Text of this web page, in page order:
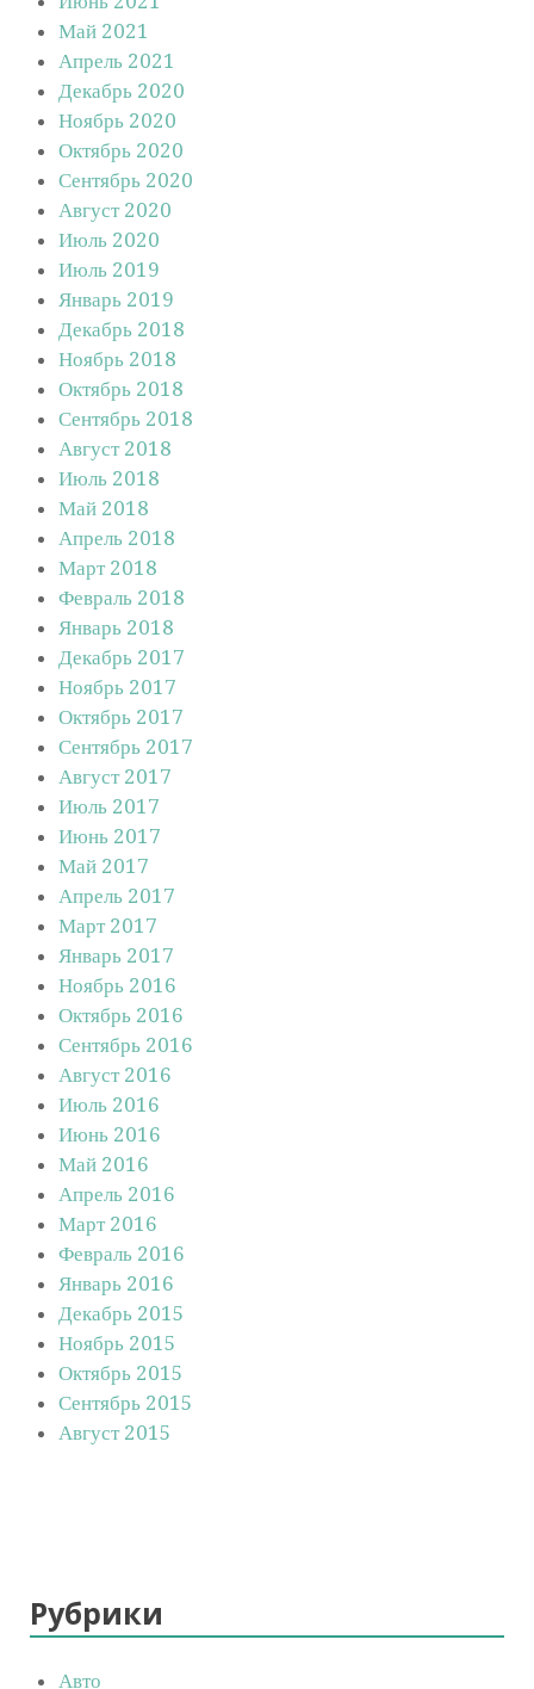
Май 2021
Апрель 2021
Декабрь 2020
Ноябрь 2020
Октябрь 2020
Сентябрь 2020
Август 2020
Июль 2020
Июль 2019
Январь 2019
Декабрь 2018
Ноябрь 2018
Октябрь 2018
Сентябрь 2018
Август 2018
Июль 2018
Май 2018
Апрель 2018
Март 2018
Февраль 2018
Январь 2018
Декабрь 2017
Ноябрь 2017
Октябрь 2017
Сентябрь 2017
Август 2017
Июль 2017
Июнь 2017
Май 2017
Апрель 2017
Март 2017
Январь 2017
Ноябрь 2016
Октябрь 2016
Сентябрь 2016
Август 2016
Июль 2016
Июнь 2016
Май 2016
Апрель 2016
Март 2016
Февраль 2016
Январь 2016
Декабрь 2015
Ноябрь 2015
Октябрь 2015
Сентябрь 2015
Август 2015
Рубрики
Авто